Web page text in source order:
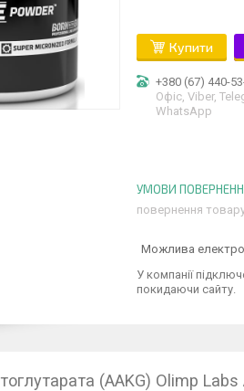
Купити
+380 (67) 440-
Офіс, Viber,
WhatsApp
повернення
У компанії
покидаючи сайту.
(AAKG) Olimp